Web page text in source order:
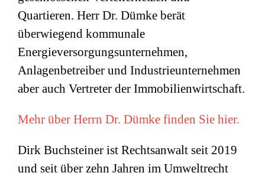
Quartieren. Herr Dr. Dümke berät
überwiegend kommunale
Energieversorgungsunternehmen,
Anlagenbetreiber und Industrieunternehmen
aber auch Vertreter der Immobilienwirtschaft.
Mehr über Herrn Dr. Dümke finden Sie hier.
Dirk Buchsteiner ist Rechtsanwalt seit 2019
und seit über zehn Jahren im Umweltrecht